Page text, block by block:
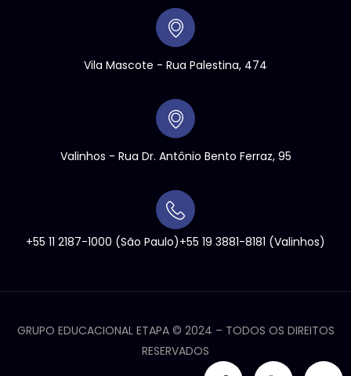
Vila Mascote - Rua Palestina, 474
Valinhos - Rua Dr. Antônio Bento Ferraz, 95
+55 11 2187-1000 (São Paulo)+55 19 3881-8181 (Valinhos)
GRUPO EDUCACIONAL ETAPA © 2024 – TODOS OS DIREITOS
RESERVADOS